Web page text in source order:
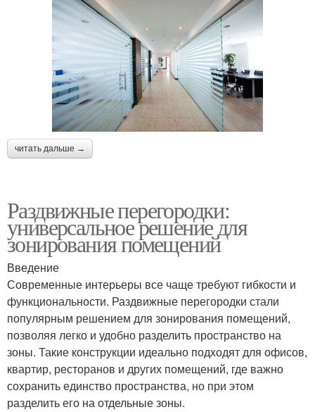
читать дальше →
Раздвижные перегородки:
универсальное решение для
зонирования помещений
Введение
Современные интерьеры все чаще требуют гибкости и
функциональности. Раздвижные перегородки стали
популярным решением для зонирования помещений,
позволяя легко и удобно разделить пространство на
зоны. Такие конструкции идеально подходят для офисов,
квартир, ресторанов и других помещений, где важно
сохранить единство пространства, но при этом
разделить его на отдельные зоны.